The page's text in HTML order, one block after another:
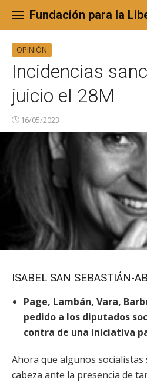
content
Fundación para la
OPINIÓN
Incidencias
juicio el 28M
16/05/2023
ISABEL SAN SEBASTIÁN-
Page, Lambán, Vara,
pedido a los diputados
contra de una iniciativa
Ahora que algunos socialistas
cabeza ante la presencia de